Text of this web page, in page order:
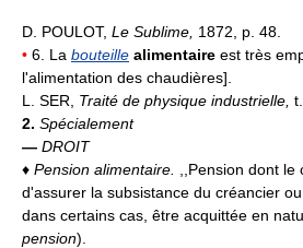
D. POULOT, Le Sublime, 1872, p. 48.
• 6. La bouteille alimentaire est très
l'alimentation des chaudières].
L. SER, Traité de physique industrielle,
2. Spécialement
— DROIT
♦ Pension alimentaire.
,,Pension dont
d'assurer la subsistance du créancier
dans certains cas, être acquittée en
pension).